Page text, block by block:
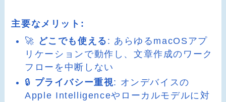
主要なメリット:
🚀 どこでも使える : あらゆるmacOSアプ
リケーションで動作し、文章作成のワーク
フローを中断しない
🔒 プライバシー重視: オンデバイスの
Apple Intelligenceやローカルモデルに対